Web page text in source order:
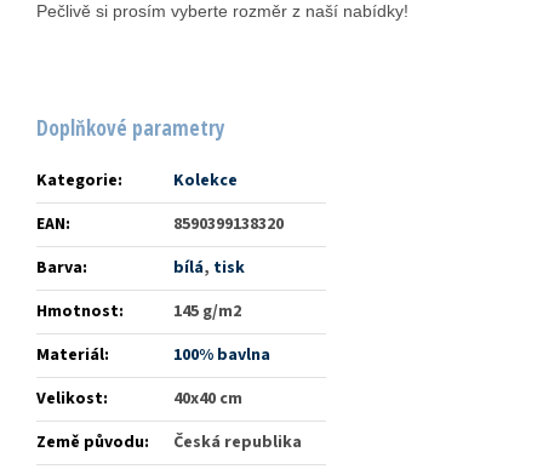
Pečlivě si prosím vyberte rozměr z naší nabídky!
Doplňkové parametry
Kategorie:
Kolekce
EAN:
8590399138320
Barva: bílá, tisk
Hmotnost:
145 g/m2
Materiál:
100% bavlna
Velikost:
40x40 cm
Země původu: Česká republika